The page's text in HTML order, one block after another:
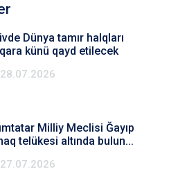
Dünya tamır halqları
künü qayd etilecek
28.07.2026
Milliy Meclisi Ğayıp
telükesi altında bulun...
27.07.2026